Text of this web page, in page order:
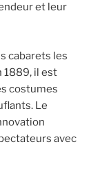
et leur
cabarets les
1889, il est
costumes
Le
avec